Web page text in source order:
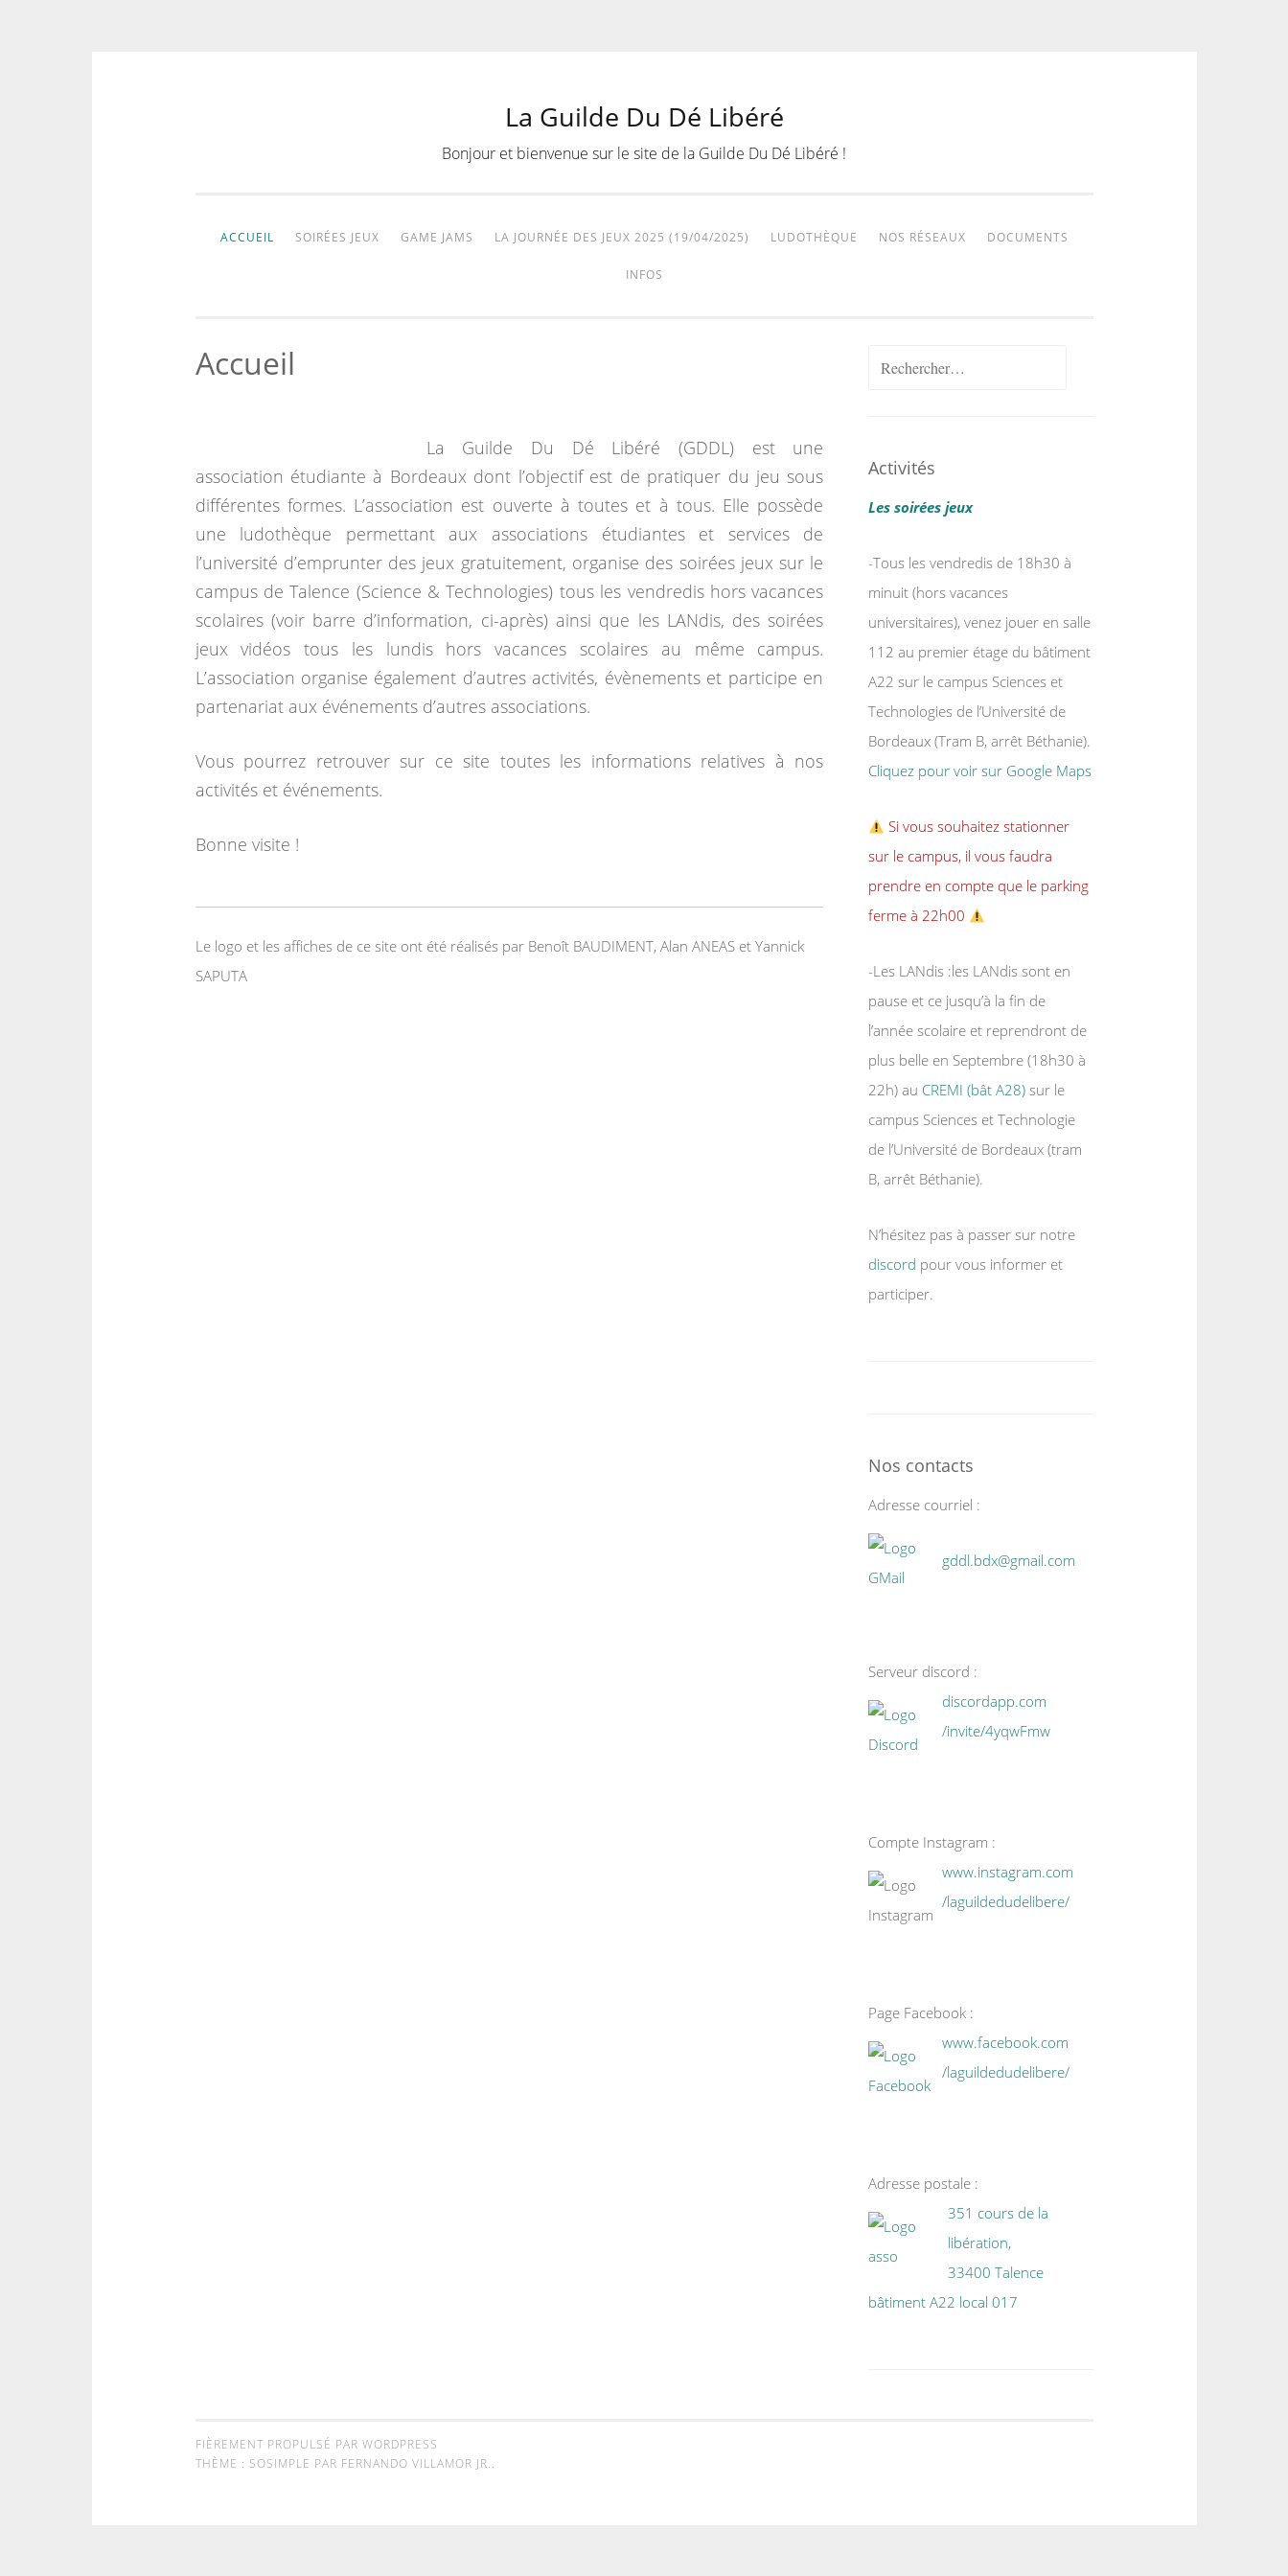
La Guilde Du Dé Libéré
Bonjour et bienvenue sur le site de la Guilde Du Dé Libéré !
ACCUEIL SOIRÉES JEUX GAME JAMS LA JOURNÉE DES JEUX 2025 (19/04/2025) LUDOTHÈQUE NOS RÉSEAUX DOCUMENTS
INFOS
Accueil
La Guilde Du Dé Libéré (GDDL) est une
association étudiante à Bordeaux dont l’objectif est de pratiquer du jeu sous
différentes formes. L’association est ouverte à toutes et à tous. Elle possède
une ludothèque permettant aux associations étudiantes et services de
l’université d’emprunter des jeux gratuitement, organise des soirées jeux sur le
campus de Talence (Science & Technologies) tous les vendredis hors vacances
scolaires (voir barre d’information, ci-après) ainsi que les LANdis, des soirées
jeux vidéos tous les lundis hors vacances scolaires au même campus.
L’association organise également d’autres activités, évènements et participe en
partenariat aux événements d’autres associations.
Vous pourrez retrouver sur ce site toutes les informations relatives à nos
activités et événements.
Bonne visite !
Le logo et les affiches de ce site ont été réalisés par Benoît BAUDIMENT, Alan ANEAS et Yannick
SAPUTA
Rechercher :
Activités
Les soirées jeux
-Tous les vendredis de 18h30 à
minuit (hors vacances
universitaires), venez jouer en salle
112 au premier étage du bâtiment
A22 sur le campus Sciences et
Technologies de l’Université de
Bordeaux (Tram B, arrêt Béthanie).
Cliquez pour voir sur Google Maps
Si vous souhaitez stationner
sur le campus, il vous faudra
prendre en compte que le parking
ferme à 22h00
-Les LANdis :les LANdis sont en
pause et ce jusqu’à la fin de
l’année scolaire et reprendront de
plus belle en Septembre (18h30 à
22h) au CREMI (bât A28) sur le
campus Sciences et Technologie
de l’Université de Bordeaux (tram
B, arrêt Béthanie).
N’hésitez pas à passer sur notre
discord pour vous informer et
participer.
Nos contacts
Adresse courriel :
gddl.bdx@gmail.com
Serveur discord :
discordapp.com
/invite/4yqwFmw
Compte Instagram :
www.instagram.com
/laguildedudelibere/
Page Facebook :
www.facebook.com
/laguildedudelibere/
Adresse postale :
351 cours de la
libération,
33400 Talence
bâtiment A22 local 017
FIÈREMENT PROPULSÉ PAR WORDPRESS
THÈME : SOSIMPLE PAR FERNANDO VILLAMOR JR..